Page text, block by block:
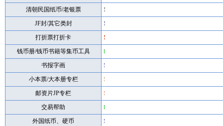
清朝民国纸币/老银票
JF封/其它类封
打折票打折卡
钱币册/钱币书籍等集币工具
书报字画
小本票/大本册专栏
邮资片JP专栏
交易帮助
外国纸币、硬币